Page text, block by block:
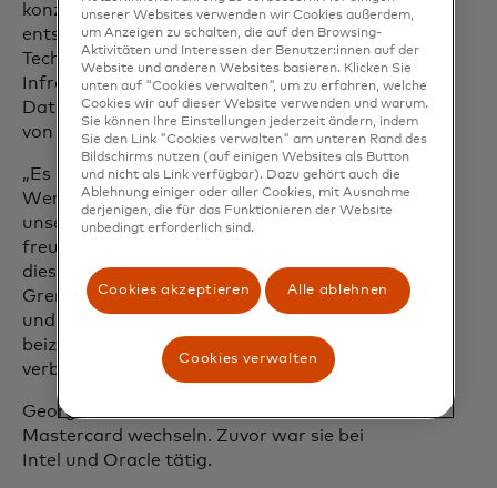
konzentriert. George wird auch eine
entscheidende Rolle dabei spielen, die
Technologie, die Tools und die
Infrastruktur mitzugestalten, um die
Datenwissenschaftler und KI-Talente
von Mastercard zu unterstützen.
„Es ist klar, dass KI und Daten nicht nur
Werkzeuge sind – sie sind die Grundlage
unserer Zukunft“, sagte George. „Ich
freue mich auf die Zusammenarbeit mit
diesem talentierten Team, um die
Grenzen des Machbaren zu erweitern
und zur Mission von Mastercard
beizutragen, die digitale Wirtschaft zu
verbinden und voranzutreiben.“
George wird am 24. Februar zu
Mastercard wechseln. Zuvor war sie bei
Intel und Oracle tätig.
unserer Websites verwenden wir Cookies außerdem,
um Anzeigen zu schalten, die auf den Browsing-
Aktivitäten und Interessen der Benutzer:innen auf der
Website und anderen Websites basieren. Klicken Sie
unten auf "Cookies verwalten", um zu erfahren, welche
Cookies wir auf dieser Website verwenden und warum.
Sie können Ihre Einstellungen jederzeit ändern, indem
Sie den Link "Cookies verwalten" am unteren Rand des
Bildschirms nutzen (auf einigen Websites als Button
und nicht als Link verfügbar). Dazu gehört auch die
Ablehnung einiger oder aller Cookies, mit Ausnahme
derjenigen, die für das Funktionieren der Website
unbedingt erforderlich sind.
Cookies akzeptieren Alle ablehnen
Cookies verwalten